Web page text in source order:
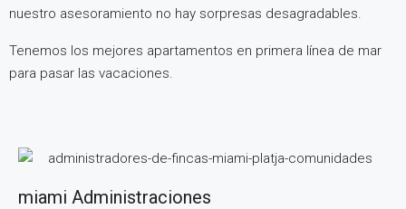
nuestro asesoramiento no hay sorpresas desagradables.
Tenemos los mejores apartamentos en primera línea de mar
para pasar las vacaciones.
miami Administraciones